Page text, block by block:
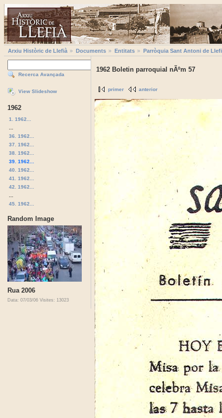
Arxiu Històric de Llefià Documents Entitats Parròquia Sant Antoni de
Recerca Avançada
View Slideshow
1962
1. 1962...
36. 1962...
37. 1962...
38. 1962...
39. 1962...
40. 1962...
41. 1962...
42. 1962...
45. 1962...
Random Image
Rua 2006
Data: 07/03/06 Visites: 13023
1962 Boletin parroquial nÃºm 57
primer anterior